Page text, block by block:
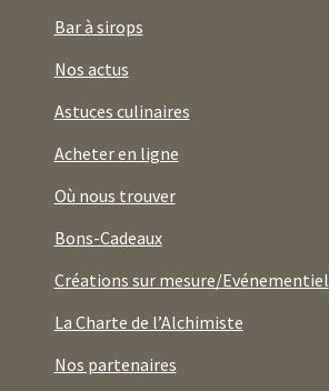
Bar à sirops
Nos actus
Astuces culinaires
Acheter en ligne
Où nous trouver
Bons-Cadeaux
Créations sur mesure/Evénementiel
La Charte de l’Alchimiste
Nos partenaires